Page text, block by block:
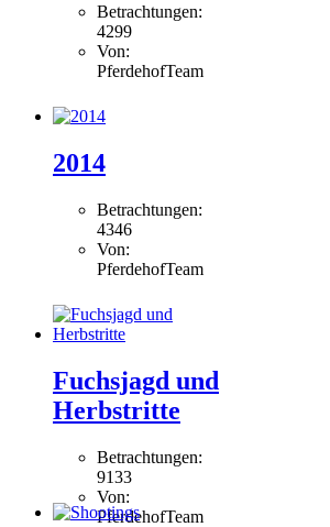
Betrachtungen:
4299
Von:
PferdehofTeam
2014
Betrachtungen:
4346
Von:
PferdehofTeam
Fuchsjagd und
Herbstritte
Betrachtungen:
9133
Von:
PferdehofTeam